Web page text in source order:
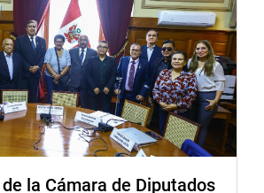
la Cámara de Diputados